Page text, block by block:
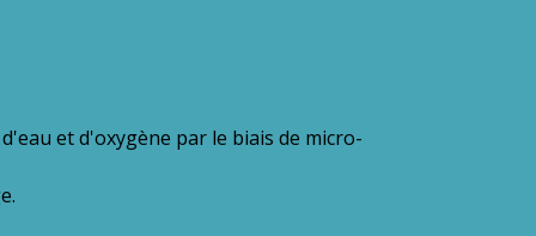
et d'oxygène par le biais de micro-